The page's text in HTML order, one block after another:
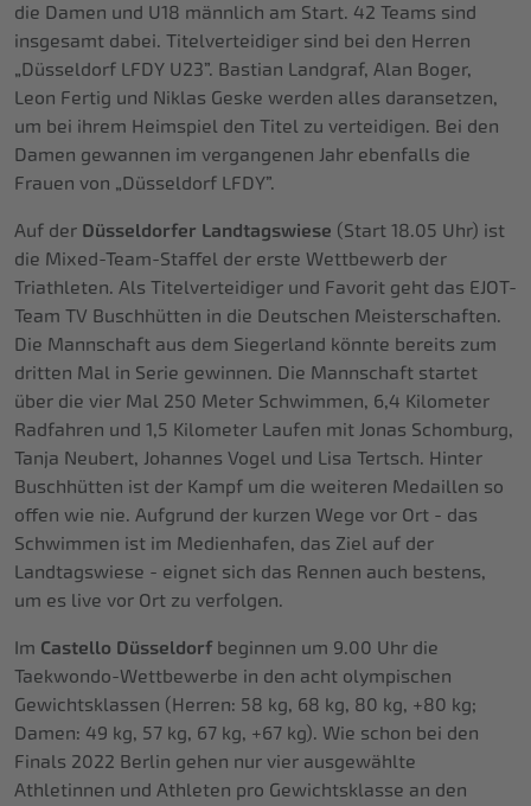
die Damen und U18 männlich am Start. 42 Teams sind
insgesamt dabei. Titelverteidiger sind bei den Herren
„Düsseldorf LFDY U23”. Bastian Landgraf, Alan Boger,
Leon Fertig und Niklas Geske werden alles daransetzen,
um bei ihrem Heimspiel den Titel zu verteidigen. Bei den
Damen gewannen im vergangenen Jahr ebenfalls die
Frauen von „Düsseldorf LFDY”.
Auf der Düsseldorfer Landtagswiese (Start 18.05 Uhr) ist
die Mixed-Team-Staffel der erste Wettbewerb der
Triathleten. Als Titelverteidiger und Favorit geht das EJOT-
Team TV Buschhütten in die Deutschen Meisterschaften.
Die Mannschaft aus dem Siegerland könnte bereits zum
dritten Mal in Serie gewinnen. Die Mannschaft startet
über die vier Mal 250 Meter Schwimmen, 6,4 Kilometer
Radfahren und 1,5 Kilometer Laufen mit Jonas Schomburg,
Tanja Neubert, Johannes Vogel und Lisa Tertsch. Hinter
Buschhütten ist der Kampf um die weiteren Medaillen so
offen wie nie. Aufgrund der kurzen Wege vor Ort - das
Schwimmen ist im Medienhafen, das Ziel auf der
Landtagswiese - eignet sich das Rennen auch bestens,
um es live vor Ort zu verfolgen.
Im Castello Düsseldorfbeginnen um 9.00 Uhr die
Taekwondo-Wettbewerbe in den acht olympischen
Gewichtsklassen (Herren: 58 kg, 68 kg, 80 kg, +80 kg;
Damen: 49 kg, 57 kg, 67 kg, +67 kg). Wie schon bei den
Finals 2022 Berlin gehen nur vier ausgewählte
Athletinnen und Athleten pro Gewichtsklasse an den